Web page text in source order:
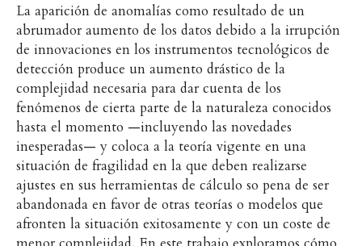
La aparición de anomalías como resultado de un
abrumador aumento de los datos debido a la irrupción
de innovaciones en los instrumentos tecnológicos de
detección produce un aumento drástico de la
complejidad necesaria para dar cuenta de los
fenómenos de cierta parte de la naturaleza conocidos
hasta el momento —incluyendo las novedades
inesperadas— y coloca a la teoría vigente en una
situación de fragilidad en la que deben realizarse
ajustes en sus herramientas de cálculo so pena de ser
abandonada en favor de otras teorías o modelos que
afronten la situación exitosamente y con un coste de